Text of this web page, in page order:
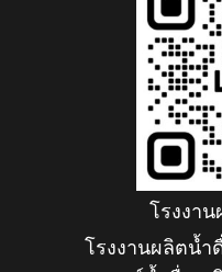
โรงงา
โรงงานผลิตน้